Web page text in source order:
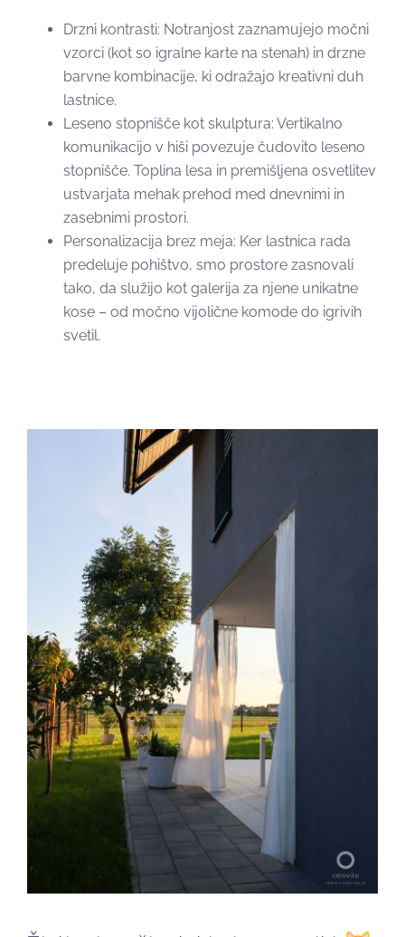
Drzni kontrasti: Notranjost zaznamujejo močni
vzorci (kot so igralne karte na stenah) in drzne
barvne kombinacije, ki odražajo kreativni duh
lastnice.
Leseno stopnišče kot skulptura: Vertikalno
komunikacijo v hiši povezuje čudovito leseno
stopnišče. Toplina lesa in premišljena osvetlitev
ustvarjata mehak prehod med dnevnimi in
zasebnimi prostori.
Personalizacija brez meja: Ker lastnica rada
predeluje pohištvo, smo prostore zasnovali
tako, da služijo kot galerija za njene unikatne
kose – od močno vijolične komode do igrivih
svetil.